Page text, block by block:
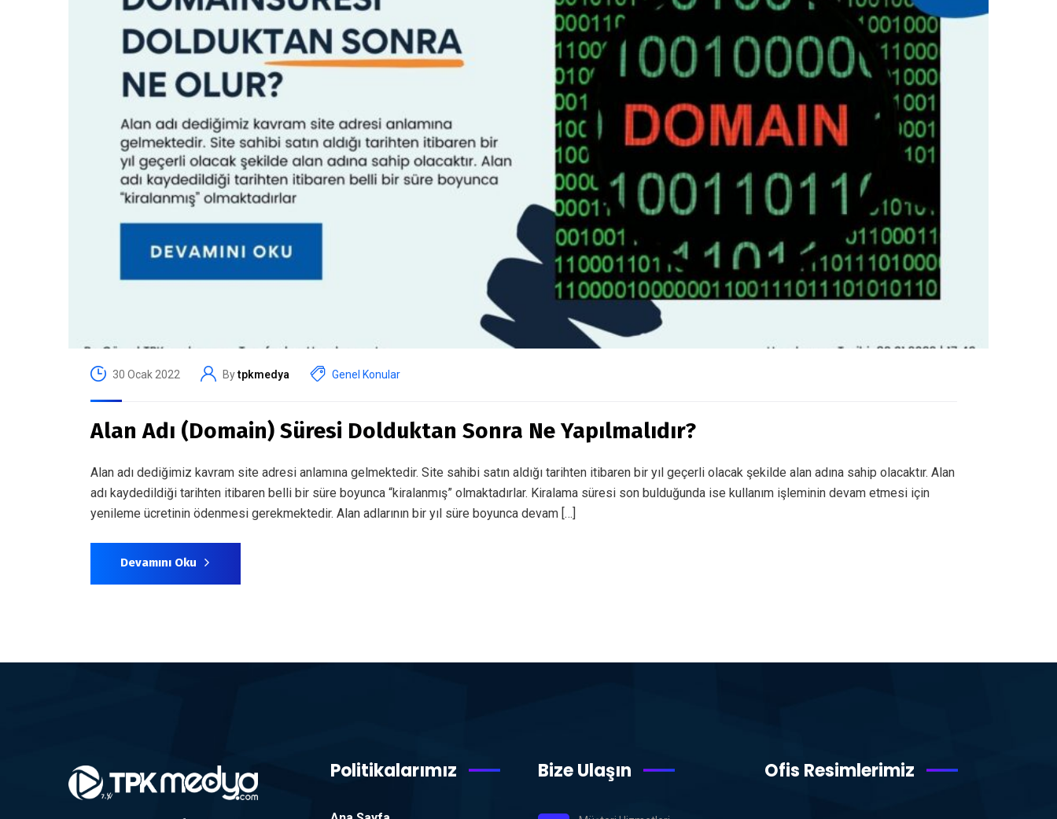
30 Ocak 2022 Bytpkmedya Genel Konular
Alan Adı (Domain) Süresi Dolduktan Sonra Ne Yapılmalıdır?
Alan adı dediğimiz kavram site adresi anlamına gelmektedir. Site sahibi satın aldığı tarihten itibaren bir yıl geçerli olacak şekilde alan adına sahip olacaktır. Alan
adı kaydedildiği tarihten itibaren belli bir süre boyunca “kiralanmış” olmaktadırlar. Kiralama süresi son bulduğunda ise kullanım işleminin devam etmesi için
yenileme ücretinin ödenmesi gerekmektedir. Alan adlarının bir yıl süre boyunca devam […]
Devamını Oku
Politikalarımız Bize Ulaşın Ofis Resimlerimiz